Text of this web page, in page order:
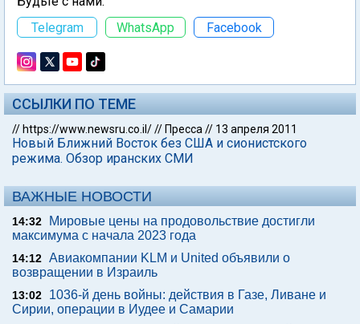
Telegram
WhatsApp Facebook
ССЫЛКИ ПО ТЕМЕ
// https://www.newsru.co.il/// Пресса // 13 апреля 2011
Новый Ближний Восток без США и сионистского
режима. Обзор иранских СМИ
ВАЖНЫЕ НОВОСТИ
14:32
Мировые цены на продовольствие достигли
максимума с начала 2023 года
14:12 Авиакомпании KLM и United объявили о
возвращении в Израиль
13:02
1036-й день войны: действия в Газе, Ливане и
Сирии, операции в Иудее и Самарии